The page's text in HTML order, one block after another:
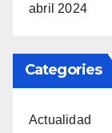
abril 2024
Categories
Actualidad